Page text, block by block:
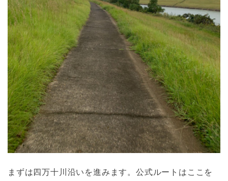
まずは四万十川沿いを進みます。公式ルートはここを